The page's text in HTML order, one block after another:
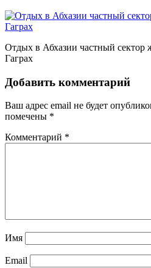
Отдых в Абхазии частный сектор
Гаграх
Добавить комментарий
Ваш адрес email не будет
помечены *
Комментарий *
Имя
Email